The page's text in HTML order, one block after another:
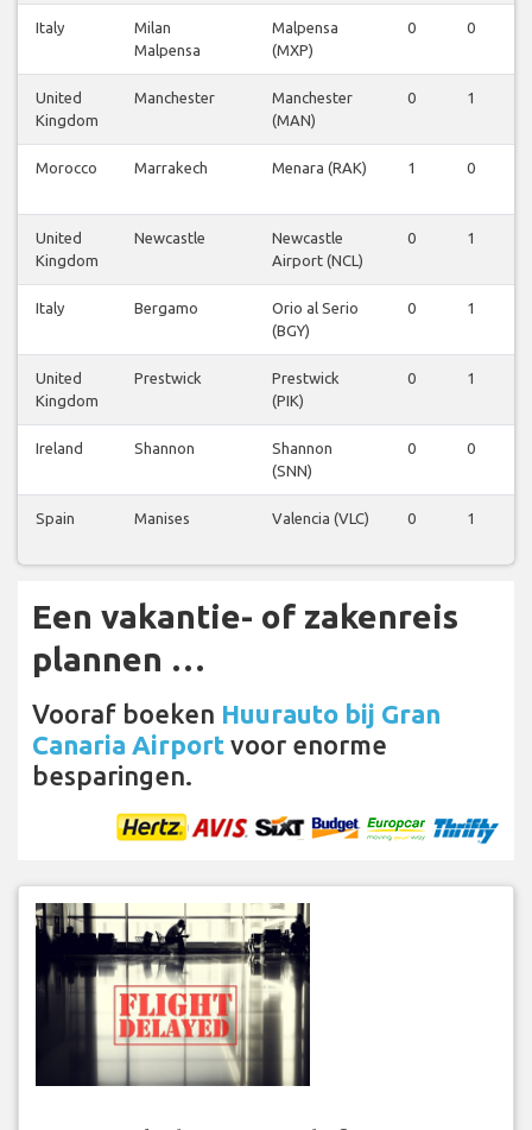
Italy
Milan
Malpensa
Malpensa
(MXP)
0 0
United
Kingdom
Manchester
Manchester
(MAN)
0 1
Morocco Marrakech Menara (RAK) 1 0
United
Kingdom
Newcastle
Newcastle
Airport (NCL)
0 1
Italy Bergamo
Orio al Serio
(BGY)
0 1
United
Kingdom
Prestwick
Prestwick
(PIK)
0 1
Ireland Shannon
Shannon
(SNN)
0 0
Spain Manises Valencia (VLC) 0 1
Een vakantie- of zakenreis
plannen …
Vooraf boeken Huurauto bij Gran
Canaria Airport voor enorme
besparingen.